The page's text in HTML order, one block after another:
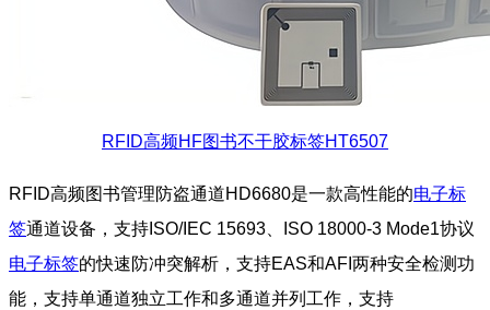
RFID高频HF图书不干胶标签HT6507
RFID高频图书管理防盗通道HD6680是一款高性能的电子标
签通道设备，支持ISO/IEC 15693、ISO 18000-3 Mode1协议
电子标签的快速防冲突解析，支持EAS和AFI两种安全检测功
能，支持单通道独立工作和多通道并列工作，支持